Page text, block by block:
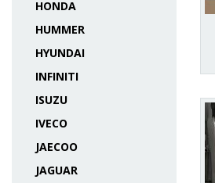
HONDA
HUMMER
HYUNDAI
INFINITI
ISUZU
IVECO
JAECOO
JAGUAR